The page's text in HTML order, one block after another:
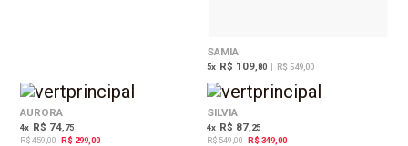
SAMIA
5x R$ 109,80 | R$ 549,00
AURORA
4x R$ 74 ,75
R$ 459,00 R$ 299,00
SILVIA
4x R$ 87,25
R$ 549,00 R$ 349,00